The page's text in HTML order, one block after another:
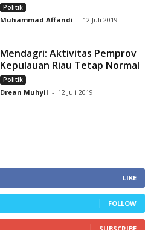
Politik
Muhammad Affandi - 12 Juli 2019
Mendagri: Aktivitas Pemprov
Kepulauan Riau Tetap Normal
Politik
Drean Muhyil - 12 Juli 2019
LIKE
FOLLOW